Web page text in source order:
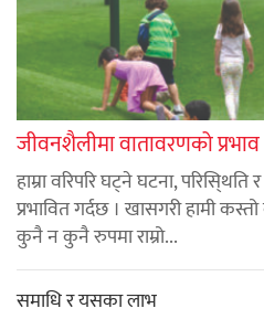
जीवनशैलीमा वातावरणको प्रभाव
हाम्रा वरिपरि घट्ने घटना,
प्रभावित गर्दछ । खासगरी हामी
कुनै न कुनै रुपमा राम्रो...
समाधि र यसका लाभ